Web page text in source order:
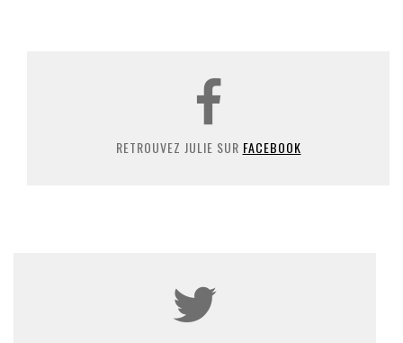
RETROUVEZ JULIE SUR FACEBOOK